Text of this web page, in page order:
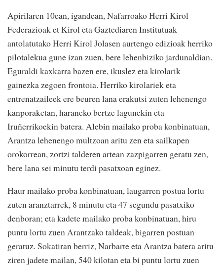
Apirilaren 10ean, igandean, Nafarroako Herri Kirol
Federazioak et Kirol eta Gaztediaren Institutuak
antolatutako Herri Kirol Jolasen aurtengo edizioak herriko
pilotalekua gune izan zuen, bere lehenbiziko jardunaldian.
Eguraldi kaxkarra bazen ere, ikuslez eta kirolarik
gainezka zegoen frontoia. Herriko kirolariek eta
entrenatzaileek ere beuren lana erakutsi zuten lehenengo
kanporaketan, haraneko bertze lagunekin eta
Iruñerrikoekin batera. Alebin mailako proba konbinatuan,
Arantza lehenengo multzoan aritu zen eta sailkapen
orokorrean, zortzi talderen artean zazpigarren geratu zen,
bere lana sei minutu terdi pasatxoan eginez.
Haur mailako proba konbinatuan, laugarren postua lortu
zuten aranztarrek, 8 minutu eta 47 segundu pasatxiko
denboran; eta kadete mailako proba konbinatuan, hiru
puntu lortu zuen Arantzako taldeak, bigarren postuan
geratuz. Sokatiran berriz, Narbarte eta Arantza batera aritu
ziren jadete mailan, 540 kilotan eta bi puntu lortu zuen